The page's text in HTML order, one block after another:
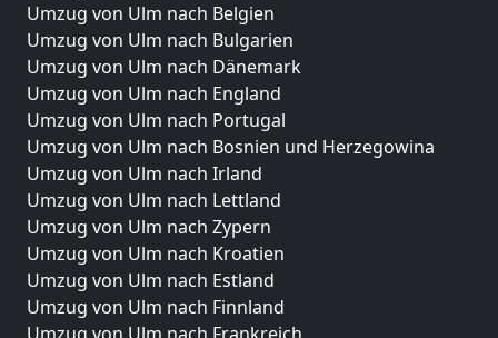
Umzug von Ulm nach Belgien
Umzug von Ulm nach Bulgarien
Umzug von Ulm nach Dänemark
Umzug von Ulm nach England
Umzug von Ulm nach Portugal
Umzug von Ulm nach Bosnien und Herzegowina
Umzug von Ulm nach Irland
Umzug von Ulm nach Lettland
Umzug von Ulm nach Zypern
Umzug von Ulm nach Kroatien
Umzug von Ulm nach Estland
Umzug von Ulm nach Finnland